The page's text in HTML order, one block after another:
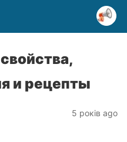
и рецепты
5 років ago